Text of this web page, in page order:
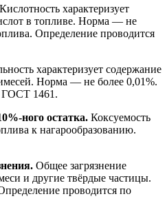
Кислотность характеризует
в топливе. Норма — не
Определение проводится
характеризует содержание
Норма — не более 0,01%.
ГОСТ 1461.
ного остатка. Коксуемость
к нагарообразованию.
Общее загрязнение
и другие твёрдые частицы.
проводится по